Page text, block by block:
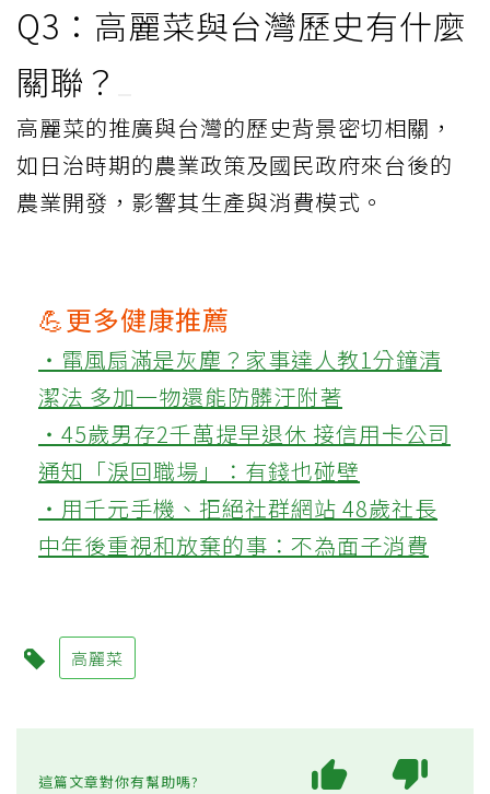
Q3：高麗菜與台灣歷史有什麼
關聯？
高麗菜的推廣與台灣的歷史背景密切相關，
如日治時期的農業政策及國民政府來台後的
農業開發，影響其生產與消費模式。
💪更多健康推薦
‧電風扇滿是灰塵？家事達人教1分鐘清
潔法 多加一物還能防髒汙附著
‧45歲男存2千萬提早退休 接信用卡公司
通知「淚回職場」：有錢也碰壁
‧用千元手機、拒絕社群網站 48歲社長
中年後重視和放棄的事：不為面子消費
高麗菜
這篇文章對你有幫助嗎?